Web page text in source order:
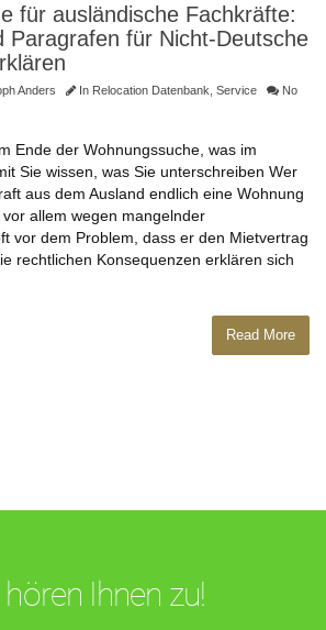
für ausländische Fachkräfte:
Paragrafen für Nicht-Deutsche
Anders In Relocation Datenbank Service
No
Ende der Wohnungssuche, was im
Sie wissen, was Sie unterschreiben Wer
aus dem Ausland endlich eine Wohnung
allem wegen mangelnder
vor dem Problem, dass er den Mietvertrag
rechtlichen Konsequenzen erklären sich
Read More
Ihnen zu!